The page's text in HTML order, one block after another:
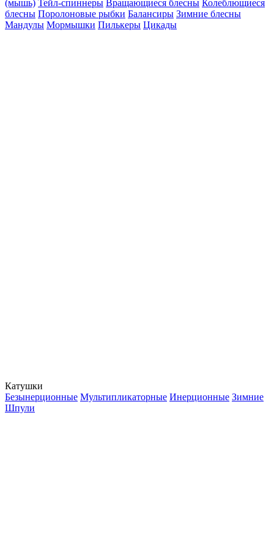
(мышь) Тейл-спиннеры Вращающиеся блесны Колеблющиеся
блесны Поролоновые рыбки Балансиры Зимние блесны
Мандулы Мормышки Пилькеры Цикады
Катушки
Безынерционные Мультипликаторные Инерционные Зимние
Шпули